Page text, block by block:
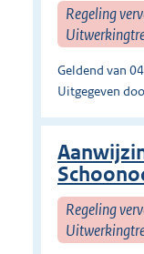
Regeling
Geldend van
Uitgegeven
Regeling